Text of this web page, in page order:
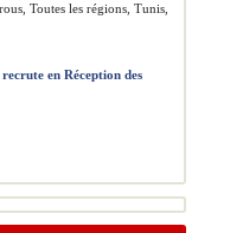
Toutes les régions, Tunis,
en Réception des